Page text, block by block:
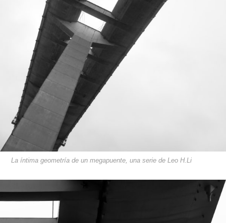
La íntima geometría de un megapuente, una serie de Leo H.Li